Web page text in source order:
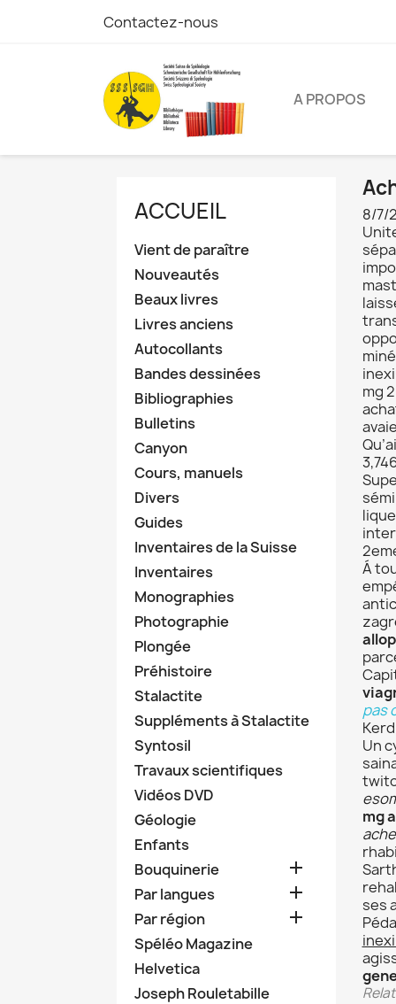
Contactez-nous
A PROPOS
ACCUEIL
Vient de paraître
Nouveautés
Beaux livres
Livres anciens
Autocollants
Bandes dessinées
Bibliographies
Bulletins
Canyon
Cours, manuels
Divers
Guides
Inventaires de la Suisse
Inventaires
Monographies
Photographie
Plongée
Préhistoire
Stalactite
Suppléments à Stalactite
Syntosil
Travaux scientifiques
Vidéos DVD
Géologie
Enfants
Bouquinerie

Par langues 
Par région 
Spéléo Magazine
Helvetica
Joseph Rouletabille
8/7/
mg
Á
pas
Un
mg
ses